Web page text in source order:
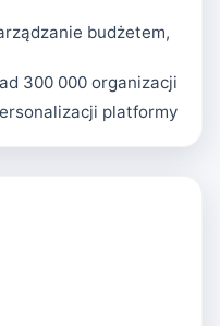
budżetem,
300 000 organizacji
platformy